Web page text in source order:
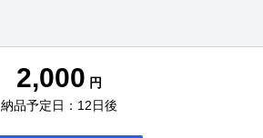
2,000 円
納品予定日：12日後